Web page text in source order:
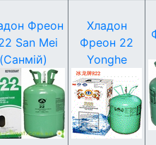
Фреон
San Mei
(Санмій)
Хладон
Фреон 22
Yonghe